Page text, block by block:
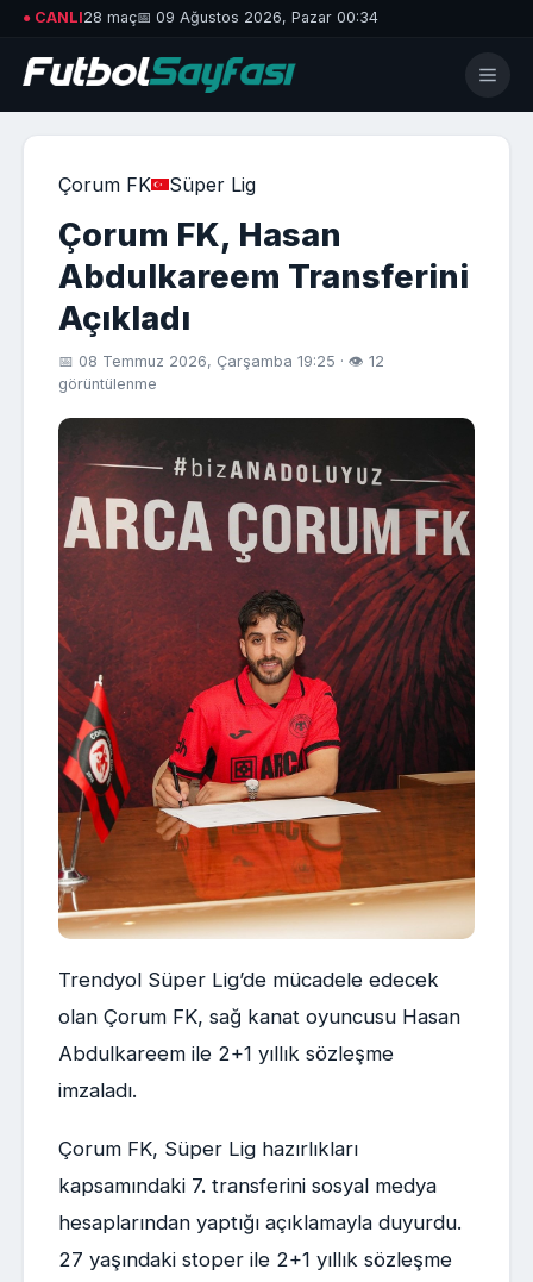
● CANLI28 maç📅 09 Ağustos 2026, Pazar 00:34
Çorum FK Süper Lig
Çorum FK, Hasan
Abdulkareem Transferini
Açıkladı
📅 08 Temmuz 2026, Çarşamba 19:25 · 👁 12
görüntülenme
Trendyol Süper Lig’de mücadele edecek
olan Çorum FK, sağ kanat oyuncusu Hasan
Abdulkareem ile 2+1 yıllık sözleşme
imzaladı.
Çorum FK, Süper Lig hazırlıkları
kapsamındaki 7. transferini sosyal medya
hesaplarından yaptığı açıklamayla duyurdu.
27 yaşındaki stoper ile 2+1 yıllık sözleşme